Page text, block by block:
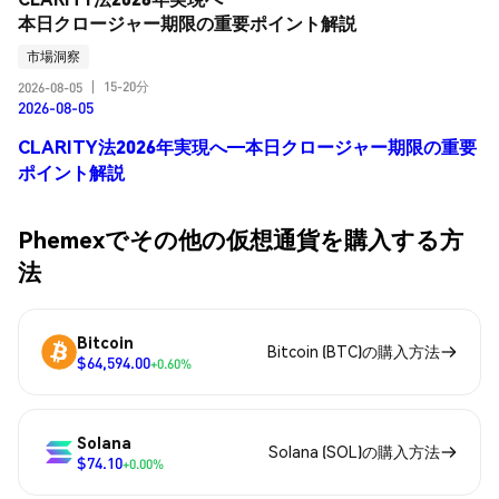
本日クロージャー期限の重要ポイント解説
市場洞察
2026-08-05
15-20分
2026-08-05
CLARITY法2026年実現へ―本日クロージャー期限の重要
ポイント解説
Phemexでその他の仮想通貨を購入する方
法
Bitcoin
$64,594.00+0.60%
Bitcoin (BTC)の購入方法
Solana
$74.10+0.00%
Solana (SOL)の購入方法